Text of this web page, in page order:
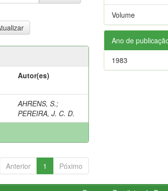
Autor(es)
AHRENS, S.;
PEREIRA, J. C. D.
Anterior 1 Póximo
Volume
Ano de
1983